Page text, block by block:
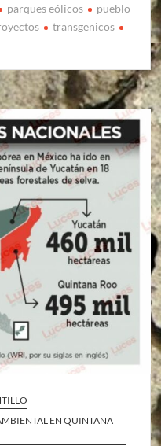
parques eólicos
pueblo
transgenicos
EN QUINTANA